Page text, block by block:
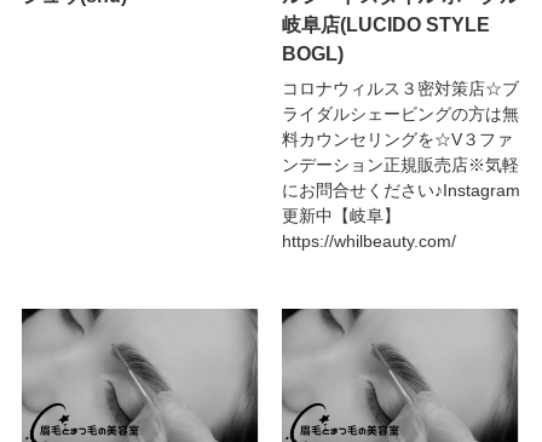
岐阜店(LUCIDO STYLE
BOGL)
コロナウィルス３密対策店☆ブ
ライダルシェービングの方は無
料カウンセリングを☆V３ファ
ンデーション正規販売店※気軽
にお問合せください♪Instagram
更新中【岐阜】
https://whilbeauty.com/